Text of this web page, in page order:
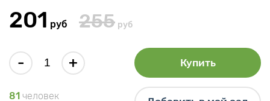
201 руб 255 руб
- + Купить
81 человек